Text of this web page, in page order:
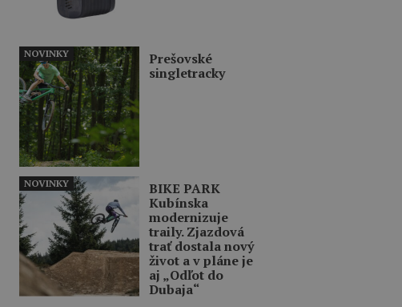
Prešovské
singletracky
NOVINKY
BIKE PARK
Kubínska
modernizuje
traily. Zjazdová
trať dostala nový
život a v pláne je
aj „Odľot do
Dubaja“
NOVINKY